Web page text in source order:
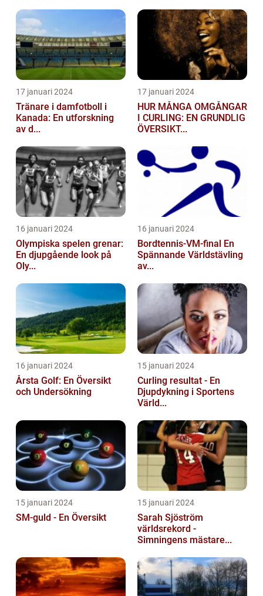
17 januari 2024
Tränare i damfotboll i
Kanada: En utforskning
av d...
17 januari 2024
HUR MÅNGA OMGÅNGAR
I CURLING: EN GRUNDLIG
ÖVERSIKT...
16 januari 2024
Olympiska spelen grenar:
En djupgående look på
Oly...
16 januari 2024
Bordtennis-VM-final En
Spännande Världstävling
av...
16 januari 2024
Årsta Golf: En Översikt
och Undersökning
15 januari 2024
Curling resultat - En
Djupdykning i Sportens
Värld...
15 januari 2024
SM-guld - En Översikt
15 januari 2024
Sarah Sjöström
världsrekord -
Simningens mästare...